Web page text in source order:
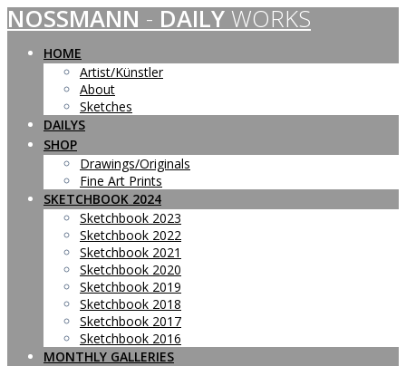
Skip
to
content
NOSSMANN - DAILY WORKS
HOME
Artist/Künstler
About
Sketches
DAILYS
SHOP
Drawings/Originals
Fine Art Prints
SKETCHBOOK 2024
Sketchbook 2023
Sketchbook 2022
Sketchbook 2021
Sketchbook 2020
Sketchbook 2019
Sketchbook 2018
Sketchbook 2017
Sketchbook 2016
MONTHLY GALLERIES